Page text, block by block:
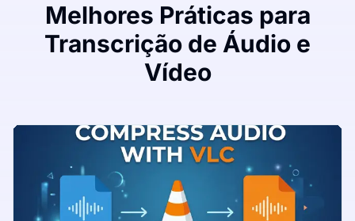
Melhores Práticas para
Transcrição de Áudio e
Vídeo